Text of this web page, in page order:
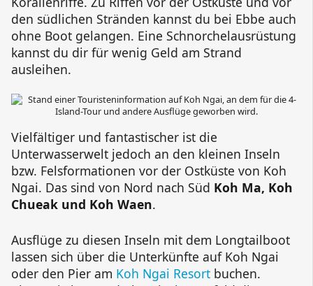
den südlichen Stränden kannst du bei Ebbe auch
ohne Boot gelangen. Eine Schnorchelausrüstung
kannst du dir für wenig Geld am Strand
ausleihen.
Vielfältiger und fantastischer ist die
Unterwasserwelt jedoch an den kleinen Inseln
bzw. Felsformationen vor der Ostküste von Koh
Ngai. Das sind von Nord nach Süd Koh Ma, Koh
Chueak und Koh Waen.
Ausflüge zu diesen Inseln mit dem Longtailboot
lassen sich über die Unterkünfte auf Koh Ngai
oder den Pier am Koh Ngai Resort buchen.